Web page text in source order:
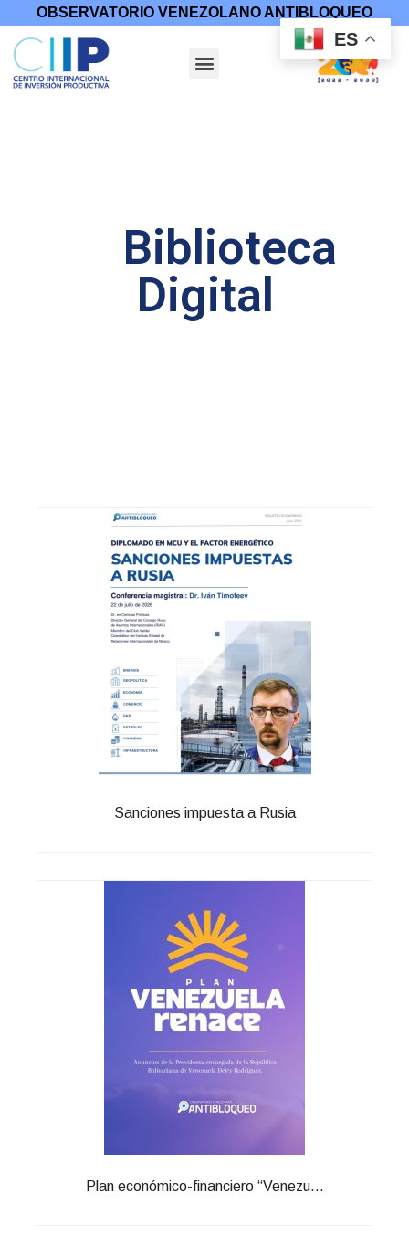
OBSERVATORIO VENEZOLANO ANTIBLOQUEO
Biblioteca
Digital
Sanciones impuesta a Rusia
Plan económico-financiero “Venezu...
ES